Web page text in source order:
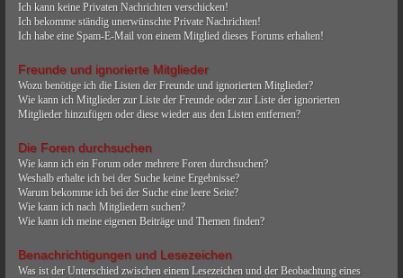
Ich kann keine Privaten Nachrichten verschicken!
Ich bekomme ständig unerwünschte Private Nachrichten!
Ich habe eine Spam-E-Mail von einem Mitglied dieses Forums erhalten!
Freunde und ignorierte Mitglieder
Wozu benötige ich die Listen der Freunde und ignorierten Mitglieder?
Wie kann ich Mitglieder zur Liste der Freunde oder zur Liste der ignorierten
Mitglieder hinzufügen oder diese wieder aus den Listen entfernen?
Die Foren durchsuchen
Wie kann ich ein Forum oder mehrere Foren durchsuchen?
Weshalb erhalte ich bei der Suche keine Ergebnisse?
Warum bekomme ich bei der Suche eine leere Seite?
Wie kann ich nach Mitgliedern suchen?
Wie kann ich meine eigenen Beiträge und Themen finden?
Benachrichtigungen und Lesezeichen
Was ist der Unterschied zwischen einem Lesezeichen und der Beobachtung eines